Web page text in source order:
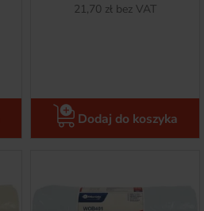
Netto
21,70 zł bez VAT
Dodaj do koszyka